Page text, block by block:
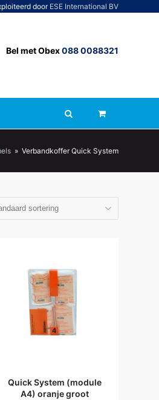
doorESE International BV
Bel met Obex088 0088321
» Verbandkoffer Quick System
Quick System (module
A4) oranje groot